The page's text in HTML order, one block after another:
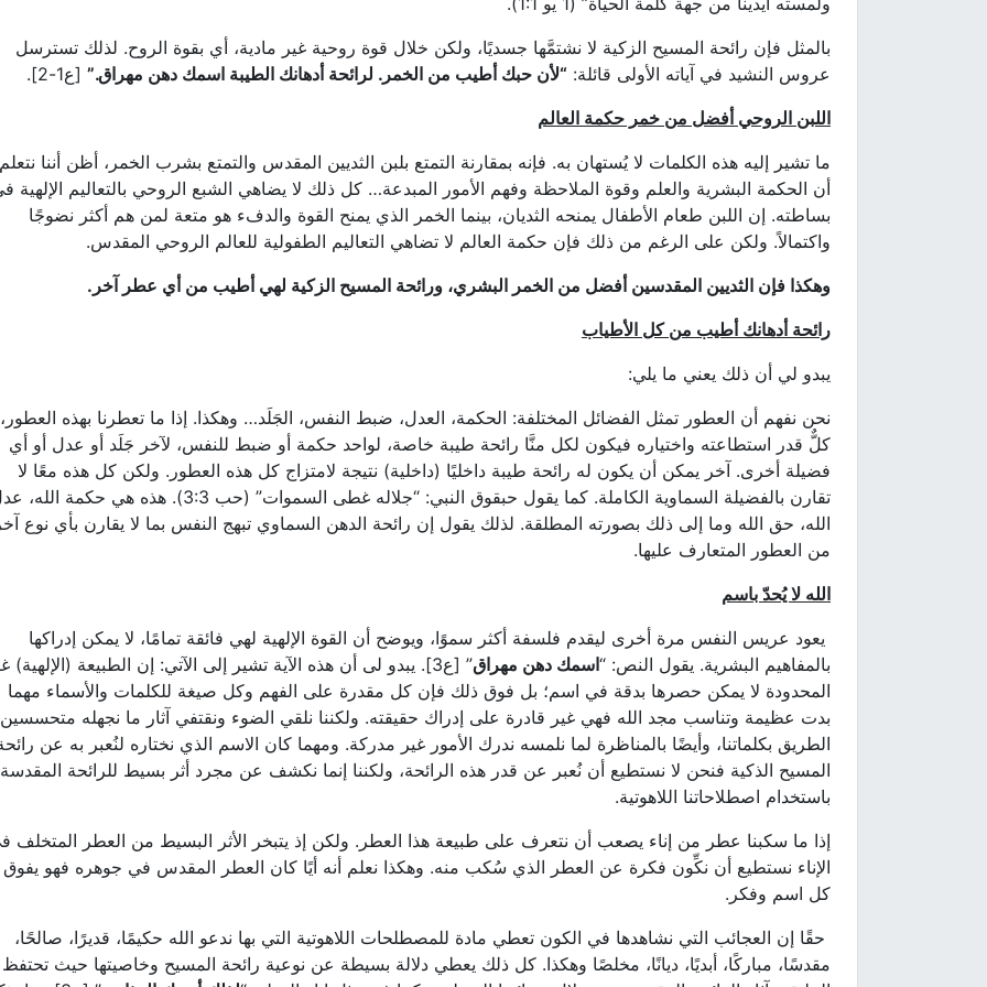
بالمثل فإن رائحة المسيح الزكية لا نشتمَّها جسديًا، ولكن خلال قوة روحية غير مادية، أي بقوة الروح. لذلك تسترسل
عروس النشيد في آياته الأولى قائلة: “لأن حبك أطيب من الخمر. لرائحة أدهانك الطيبة اسمك دهن مهراق.” [ع1-2].
اللبن الروحي أفضل من خمر حكمة العالم
ما تشير إليه هذه الكلمات لا يُستهان به. فإنه بمقارنة التمتع بلبن الثديين المقدس والتمتع بشرب الخمر، أظن أننا نتعلم
أن الحكمة البشرية والعلم وقوة الملاحظة وفهم الأمور المبدعة… كل ذلك لا يضاهي الشبع الروحي بالتعاليم الإلهية
بساطته. إن اللبن طعام الأطفال يمنحه الثديان، بينما الخمر الذي يمنح القوة والدفء هو متعة لمن هم أكثر نضوجًا
واكتمالاً. ولكن على الرغم من ذلك فإن حكمة العالم لا تضاهي التعاليم الطفولية للعالم الروحي المقدس.
وهكذا فإن الثديين المقدسين أفضل من الخمر البشري، ورائحة المسيح الزكية لهي أطيب من أي عطر آخر .
رائحة أدهانك أطيب من كل الأطياب
يبدو لي أن ذلك يعني ما يلي:
نحن نفهم أن العطور تمثل الفضائل المختلفة: الحكمة، العدل، ضبط النفس، الجَلَد… وهكذا. إذا ما تعطرنا بهذه العطور،
كلٌّ قدر استطاعته واختياره فيكون لكل منَّا رائحة طيبة خاصة، لواحد حكمة أو ضبط للنفس، لآخر جَلَد أو عدل أو أي
فضيلة أخرى. آخر يمكن أن يكون له رائحة طيبة داخليًا (داخلية) نتيجة لامتزاج كل هذه العطور. ولكن كل هذه معًا لا
تقارن بالفضيلة السماوية الكاملة. كما يقول حبقوق النبي: “جلاله غطى السموات” (حب 3:3). هذه هي حكمة
الله، حق الله وما إلى ذلك بصورته المطلقة. لذلك يقول إن رائحة الدهن السماوي تبهج النفس بما لا يقارن بأي نوع
من العطور المتعارف عليها.
الله لا يُحدّ باسم
يعود عريس النفس مرة أخرى ليقدم فلسفة أكثر سموًا، ويوضح أن القوة الإلهية لهي فائقة تمامًا، لا يمكن إدراكها
بالمفاهيم البشرية. يقول النص: “اسمك دهن مهراق
” [ع3]. يبدو لى أن هذه الآية تشير إلى الآتي: إن الطبيعة (الإلهية)
المحدودة لا يمكن حصرها بدقة في اسم؛ بل فوق ذلك فإن كل مقدرة على الفهم وكل صيغة للكلمات والأسماء مهما
بدت عظيمة وتناسب مجد الله فهي غير قادرة على إدراك حقيقته. ولكننا نلقي الضوء ونقتفي آثار ما نجهله متحسسين
الطريق بكلماتنا، وأيضًا بالمناظرة لما نلمسه ندرك الأمور غير مدركة. ومهما كان الاسم الذي نختاره لنُعبر به عن
المسيح الذكية فنحن لا نستطيع أن نُعبر عن قدر هذه الرائحة، ولكننا إنما نكشف عن مجرد أثر بسيط للرائحة المقدسة
باستخدام اصطلاحاتنا اللاهوتية.
إذا ما سكبنا عطر من إناء يصعب أن نتعرف على طبيعة هذا العطر. ولكن إذ يتبخر الأثر البسيط من العطر المتخلف
الإناء نستطيع أن نكِّون فكرة عن العطر الذي سُكب منه. وهكذا نعلم أنه أيًا كان العطر المقدس في جوهره فهو يفوق
كل اسم وفكر.
حقًا إن العجائب التي نشاهدها في الكون تعطي مادة للمصطلحات اللاهوتية التي بها ندعو الله حكيمًا، قديرًا، صالحًا،
مقدسًا، مباركًا، أبديًا، ديانًا، مخلصًا وهكذا. كل ذلك يعطي دلالة بسيطة عن نوعية رائحة المسيح وخاصيتها حيث تحتفظ